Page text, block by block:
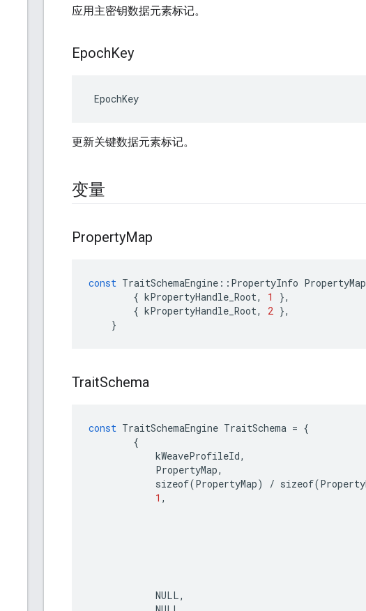
应用主密钥数据元素标记。
EpochKey
EpochKey
更新关键数据元素标记。
变量
PropertyMap
const TraitSchemaEngine :: PropertyInfo PropertyMap
{ kPropertyHandle_Root, 1
},
{ kPropertyHandle_Root, 2 },
}
TraitSchema
const TraitSchemaEngine TraitSchema = {
{
kWeaveProfileId,
PropertyMap,
sizeof(PropertyMap) / sizeof(
1 ,
NULL,